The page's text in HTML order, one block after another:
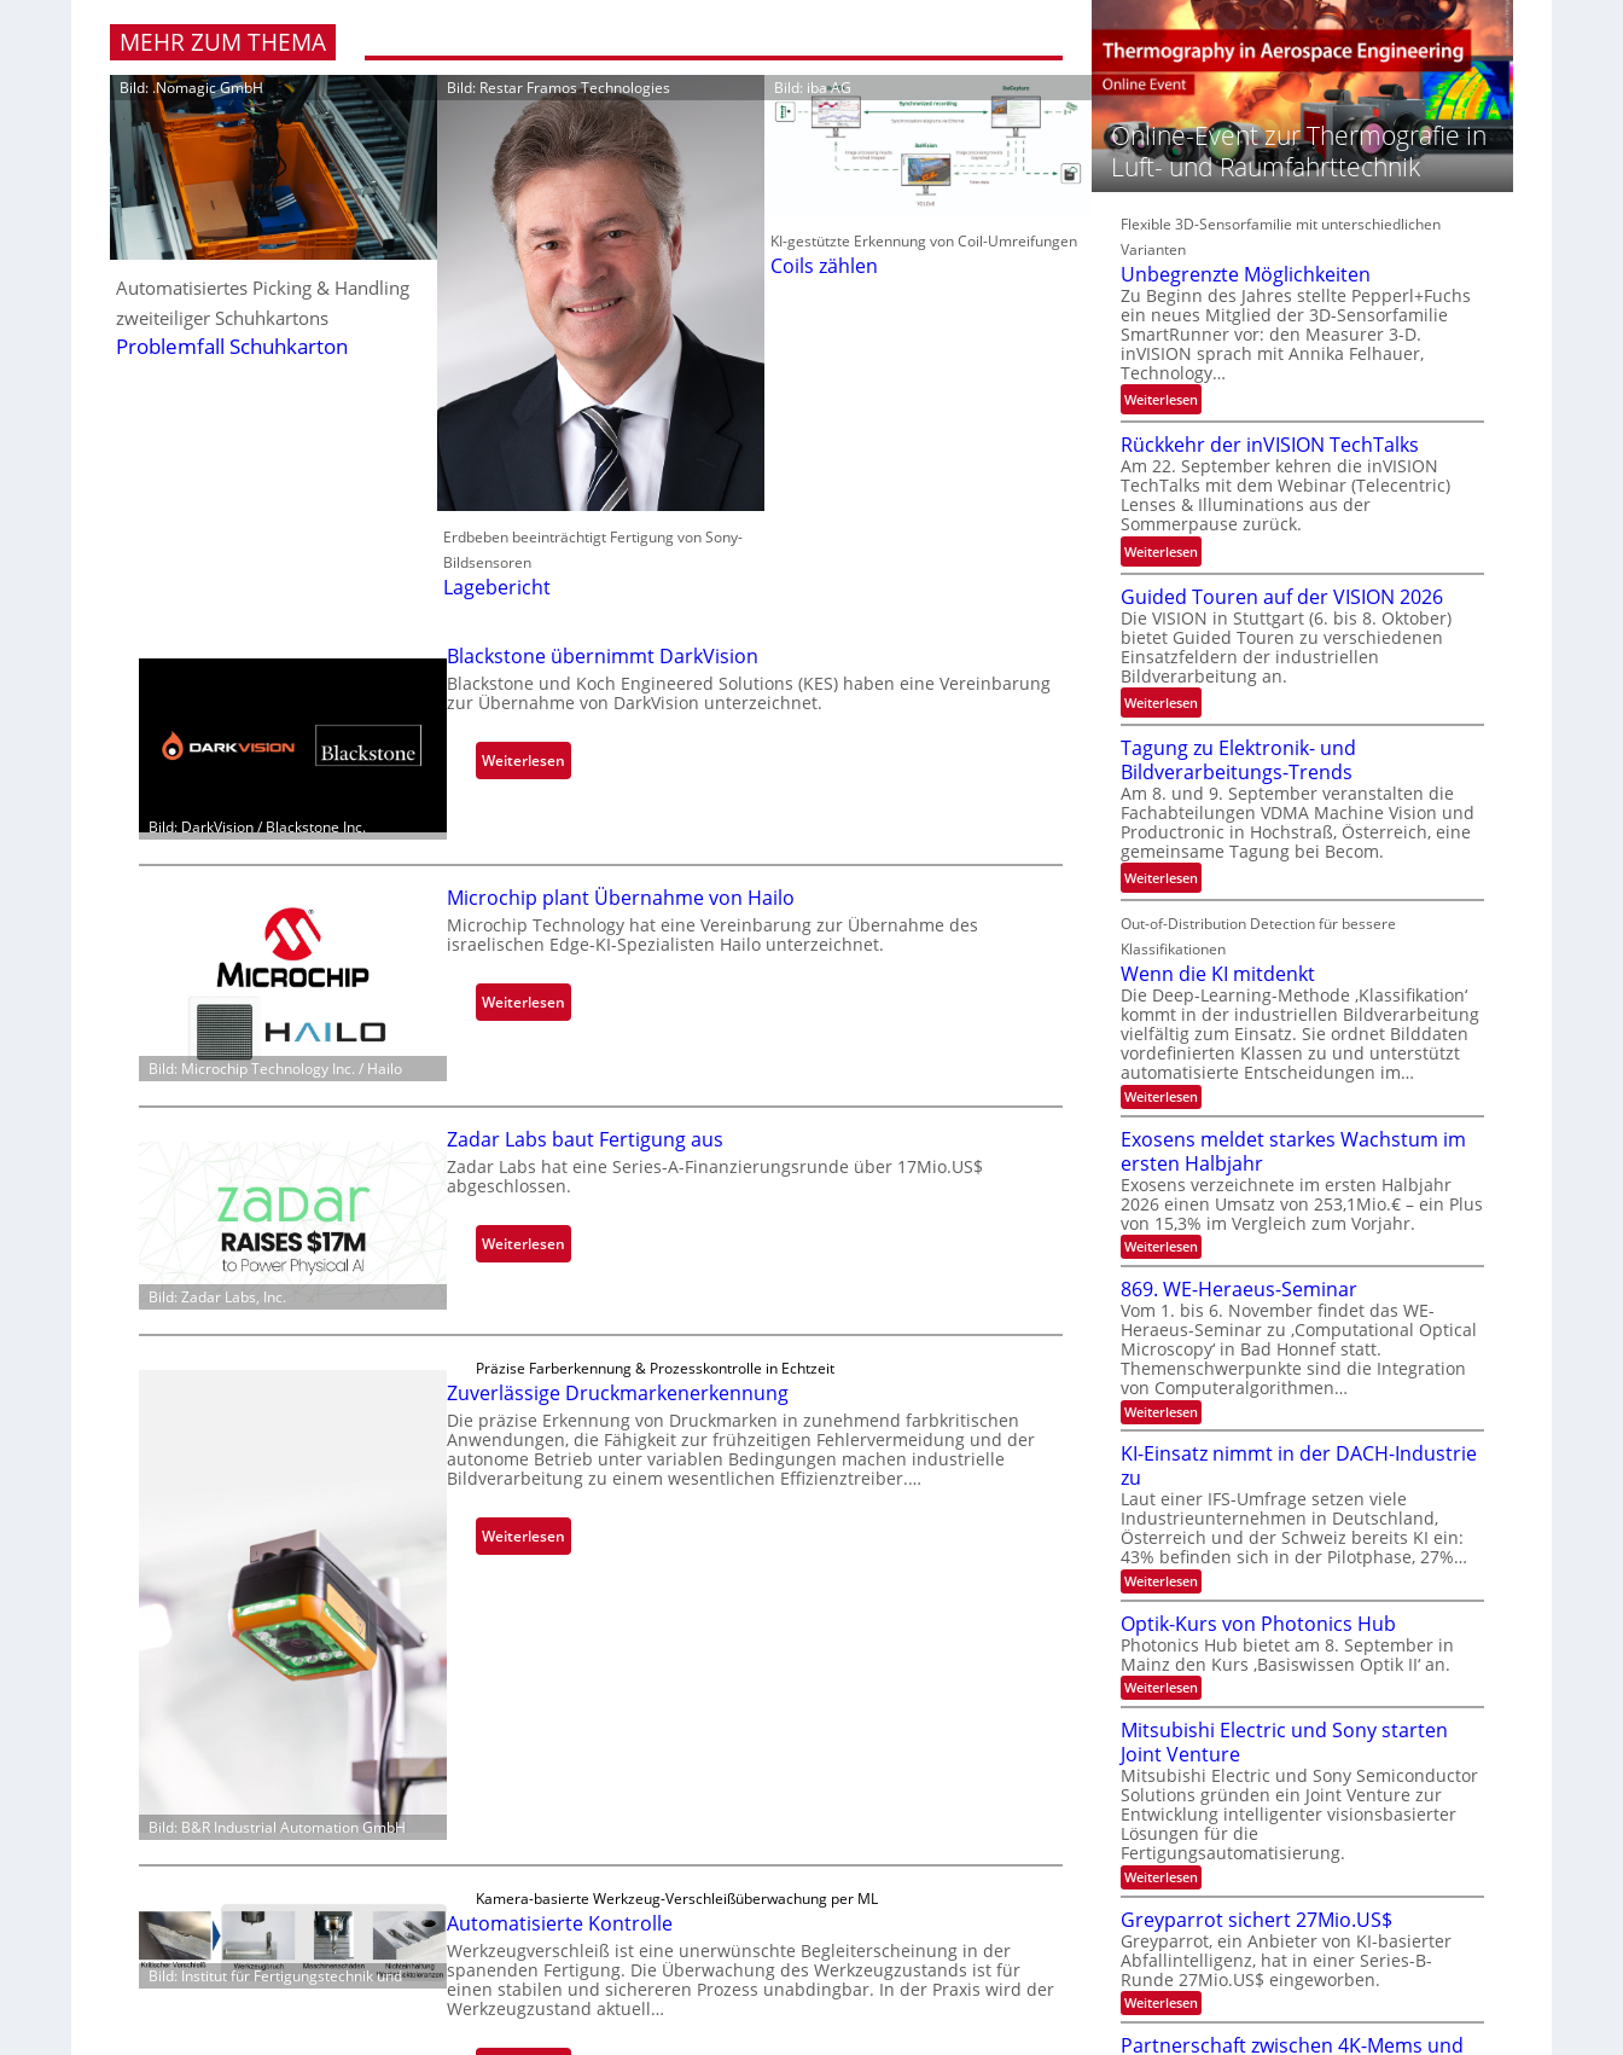
MEHR ZUM THEMA
Bild: .Nomagic GmbH
Automatisiertes Picking & Handling
zweiteiliger Schuhkartons
Problemfall Schuhkarton
Bild: Restar Framos Technologies
Erdbeben beeinträchtigt Fertigung von Sony-
Bildsensoren
Lagebericht
Bild: iba AG
KI-gestützte Erkennung von Coil-Umreifungen
Coils zählen
Bild: DarkVision / Blackstone Inc.
Blackstone übernimmt DarkVision
Blackstone und Koch Engineered Solutions (KES) haben eine Vereinbarung
zur Übernahme von DarkVision unterzeichnet.
Weiterlesen
B
c
s
t
n
e
r
n
i
m
D
k
V
s
i
o
Bild: Microchip Technology Inc. / Hailo
Microchip plant Übernahme von Hailo
Microchip Technology hat eine Vereinbarung zur Übernahme des
israelischen Edge-KI-Spezialisten Hailo unterzeichnet.
Weiterlesen
M
r
c
h
p
p
n
Ü
b
e
r
n
m
Bild: Zadar Labs, Inc.
Zadar Labs baut Fertigung aus
Zadar Labs hat eine Series-A-Finanzierungsrunde über 17Mio.US$
abgeschlossen.
Weiterlesen
Z
r
L
a
b
s
a
u
Bild: B&R Industrial Automation GmbH
Präzise Farberkennung & Prozesskontrolle in Echtzeit
Zuverlässige Druckmarkenerkennung
Die präzise Erkennung von Druckmarken in zunehmend farbkritischen
Anwendungen, die Fähigkeit zur frühzeitigen Fehlervermeidung und der
autonome Betrieb unter variablen Bedingungen machen industrielle
Bildverarbeitung zu einem wesentlichen Effizienztreiber.…
Weiterlesen
Z
D
u
c
k
m
a
Bild: Institut für Fertigungstechnik und
Kamera-basierte Werkzeug-Verschleißüberwachung per ML
Automatisierte Kontrolle
Werkzeugverschleiß ist eine unerwünschte Begleiterscheinung in der
spanenden Fertigung. Die Überwachung des Werkzeugzustands ist für
einen stabilen und sichereren Prozess unabdingbar. In der Praxis wird der
Werkzeugzustand aktuell…
a
c
t
s
e
r
s
-
B
-
R
u
n
d
e
M
E
A
-
R
e
g
i
n
e
r
s
p
c
t
r
a
l
w
s
‘
Online-Event zur Thermografie in
Luft- und Raumfahrttechnik
Flexible 3D-Sensorfamilie mit unterschiedlichen
Varianten
Unbegrenzte Möglichkeiten
Zu Beginn des Jahres stellte Pepperl+Fuchs
ein neues Mitglied der 3D-Sensorfamilie
SmartRunner vor: den Measurer 3-D.
inVISION sprach mit Annika Felhauer,
Technology…
Weiterlesen:
U
n
b
e
g
r
e
z
t
e
M
g
l
i
c
h
k
e
i
t
e
n
Rückkehr der inVISION TechTalks
Am 22. September kehren die inVISION
TechTalks mit dem Webinar (Telecentric)
Lenses & Illuminations aus der
Sommerpause zurück.
Weiterlesen:
R
ü
c
k
k
e
h
d
e
r
i
n
V
I
S
N
T
e
c
h
T
a
k
s
Guided Touren auf der VISION 2026
Die VISION in Stuttgart (6. bis 8. Oktober)
bietet Guided Touren zu verschiedenen
Einsatzfeldern der industriellen
Bildverarbeitung an.
Weiterlesen:
G
u
i
d
e
d
T
o
r
e
n
a
u
f
d
e
r
V
I
S
I
O
N
0
2
6
Tagung zu Elektronik- und
Bildverarbeitungs-Trends
Am 8. und 9. September veranstalten die
Fachabteilungen VDMA Machine Vision und
Productronic in Hochstraß, Österreich, eine
gemeinsame Tagung bei Becom.
Weiterlesen:
T
a
g
u
n
g
z
u
E
l
k
t
r
o
n
i
k
-
u
n
d
B
i
l
v
e
r
a
r
e
i
t
u
n
g
s
-
T
r
e
n
s
Out-of-Distribution Detection für bessere
Klassifikationen
Wenn die KI mitdenkt
Die Deep-Learning-Methode ‚Klassifikation‘
kommt in der industriellen Bildverarbeitung
vielfältig zum Einsatz. Sie ordnet Bilddaten
vordefinierten Klassen zu und unterstützt
automatisierte Entscheidungen im…
Weiterlesen:
W
n
n
d
e
K
I
m
i
t
d
e
n
k
t
Exosens meldet starkes Wachstum im
ersten Halbjahr
Exosens verzeichnete im ersten Halbjahr
2026 einen Umsatz von 253,1Mio.€ – ein Plus
von 15,3% im Vergleich zum Vorjahr.
Weiterlesen:
E
x
o
s
e
n
s
m
e
l
d
e
t
t
a
r
k
e
s
W
a
c
h
s
t
u
m
i
m
e
r
s
t
e
n
H
a
b
j
a
h
r
869. WE-Heraeus-Seminar
Vom 1. bis 6. November findet das WE-
Heraeus-Seminar zu ‚Computational Optical
Microscopy‘ in Bad Honnef statt.
Themenschwerpunkte sind die Integration
von Computeralgorithmen…
Weiterlesen:
8
9
W
E
-
H
e
r
a
u
s
-
S
e
m
i
n
a
r
KI-Einsatz nimmt in der DACH-Industrie
zu
Laut einer IFS-Umfrage setzen viele
Industrieunternehmen in Deutschland,
Österreich und der Schweiz bereits KI ein:
43% befinden sich in der Pilotphase, 27%…
Weiterlesen:
K
-
E
i
n
s
t
z
n
i
m
m
t
i
n
d
e
r
D
A
C
H
-
I
Optik-Kurs von Photonics Hub
Photonics Hub bietet am 8. September in
Mainz den Kurs ‚Basiswissen Optik II‘ an.
Weiterlesen:
O
p
t
i
k
-
K
u
r
s
v
o
P
h
o
t
o
n
i
c
Mitsubishi Electric und Sony starten
Joint Venture
Mitsubishi Electric und Sony Semiconductor
Solutions gründen ein Joint Venture zur
Entwicklung intelligenter visionsbasierter
Lösungen für die
Fertigungsautomatisierung.
Weiterlesen:
M
t
s
u
b
i
s
h
i
Greyparrot sichert 27Mio.US$
Greyparrot, ein Anbieter von KI-basierter
Abfallintelligenz, hat in einer Series-B-
Runde 27Mio.US$ eingeworben.
Weiterlesen:
G
Partnerschaft zwischen 4K-Mems und